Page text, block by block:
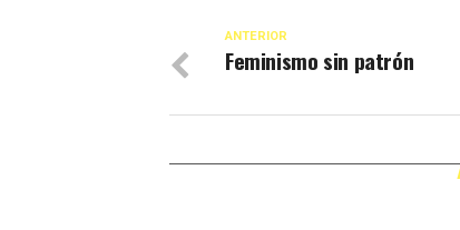
ANTERIOR
Feminismo sin patrón